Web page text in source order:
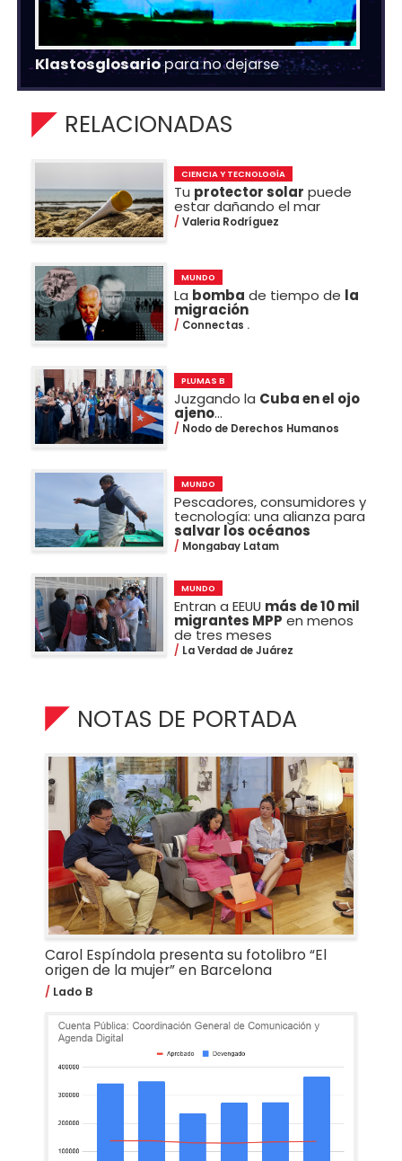
Klastosglosariopara no dejarse
RELACIONADAS
CIENCIA Y TECNOLOGÍA
Tu protector solar puede
estar dañando el mar
Valeria Rodríguez
MUNDO
La bomba de tiempo de la
migración
Connectas .
PLUMAS B
Juzgando la Cuba en el ojo
ajeno...
Nodo de Derechos Humanos
MUNDO
Pescadores, consumidores y
tecnología: una alianza para
salvar los océanos
Mongabay Latam
MUNDO
Entran a EEUU más de 10 mil
migrantes MPP en menos
de tres meses
La Verdad de Juárez
NOTAS DE PORTADA
Carol Espíndola presenta su fotolibro “El
origen de la mujer” en Barcelona
Lado B